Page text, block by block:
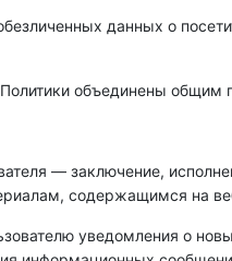
данных о
объединены общим
— заключение,
содержащимся на
уведомления о